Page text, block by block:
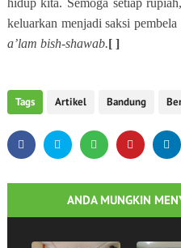
keluarkan menjadi saksi
a’lam bish-shawab.[ ]
Tags Artikel Bandung
ANDA MUNGKIN